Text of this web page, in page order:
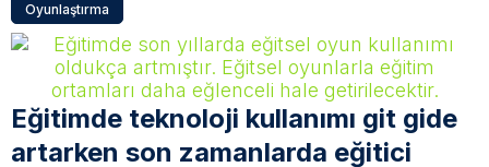
Oyunlaştırma
Eğitimde teknoloji kullanımı git gide
artarken son zamanlarda eğitici